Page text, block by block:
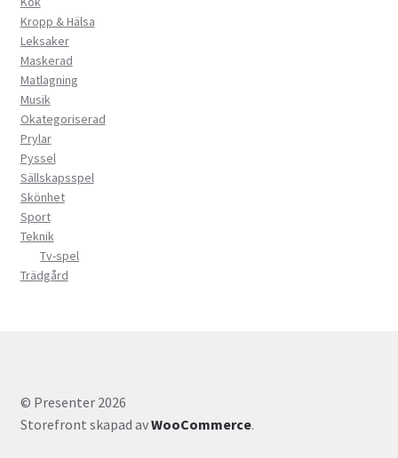
Kropp & Hälsa
Leksaker
Maskerad
Matlagning
Musik
Okategoriserad
Prylar
Pyssel
Sällskapsspel
Skönhet
Sport
Teknik
Tv-spel
Trädgård
© Presenter 2026
Storefront skapad avWooCommerce.